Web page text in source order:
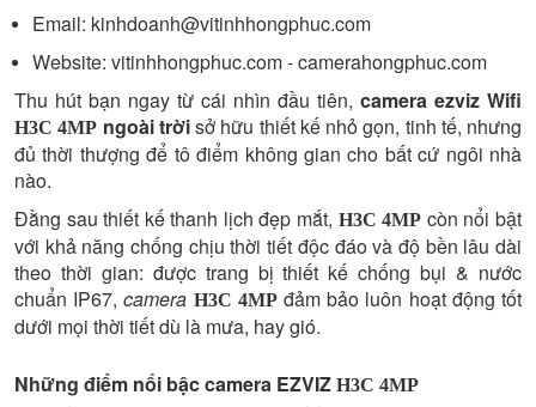
Email: kinhdoanh@vitinhhongphuc.com
Website: vitinhhongphuc.com - camerahongphuc.com
Thu hút bạn ngay từ cái nhìn đầu tiên, camera ezviz Wifi
H3C 4MP ngoài trờisở hữu thiết kế nhỏ gọn, tinh tế, nhưng
đủ thời thượng để tô điểm không gian cho bất cứ ngôi nhà
nào.
Đằng sau thiết kế thanh lịch đẹp mắt, H3C 4MP còn nổi bật
với khả năng chống chịu thời tiết độc đáo và độ bền lâu dài
theo thời gian: được trang bị thiết kế chống bụi & nước
chuẩn IP67,camera H3C 4MPđảm bảo luôn hoạt động tốt
dưới mọi thời tiết dù là mưa, hay gió.
Những điểm nổi bậc camera EZVIZ H3C 4MP